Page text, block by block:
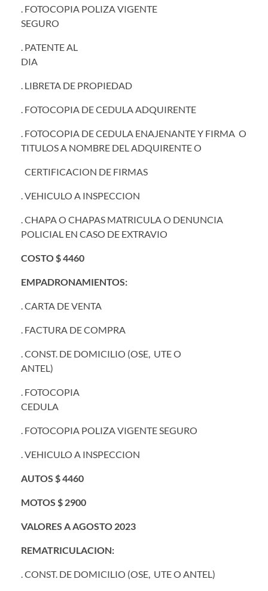
. FOTOCOPIA POLIZA VIGENTE
SEGURO
. PATENTE AL
DIA
. LIBRETA DE PROPIEDAD
. FOTOCOPIA DE CEDULA ADQUIRENTE
. FOTOCOPIA DE CEDULA ENAJENANTE Y FIRMA O
TITULOS A NOMBRE DEL ADQUIRENTE O
CERTIFICACION DE FIRMAS
. VEHICULO A INSPECCION
. CHAPA O CHAPAS MATRICULA O DENUNCIA
POLICIAL EN CASO DE EXTRAVIO
COSTO $ 4460
EMPADRONAMIENTOS:
. CARTA DE VENTA
. FACTURA DE COMPRA
. CONST. DE DOMICILIO (OSE, UTE O
ANTEL)
. FOTOCOPIA
CEDULA
. FOTOCOPIA POLIZA VIGENTE SEGURO
. VEHICULO A INSPECCION
AUTOS $ 4460
MOTOS $ 2900
VALORES A AGOSTO 2023
REMATRICULACION:
. CONST. DE DOMICILIO (OSE, UTE O ANTEL)